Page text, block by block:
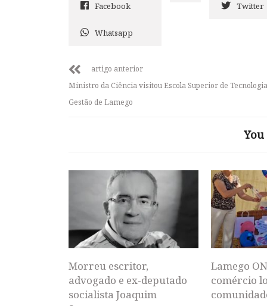
Facebook Twitter
Whatsapp
artigo anterior
Ministro da Ciência visitou Escola Superior de
Gestão de Lamego
Morreu escritor,
advogado e ex-deputado
socialista Joaquim
Lamego
comércio